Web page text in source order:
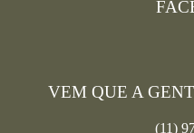
VEM QUE A
(11)